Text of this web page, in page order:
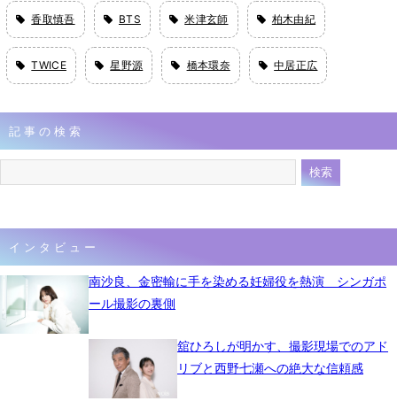
香取慎吾 BTS 米津玄師 柏木由紀
TWICE 星野源 橋本環奈 中居正広
記事の検索
インタビュー
南沙良、金密輸に手を染める妊婦役を熱演 シンガポ
ール撮影の裏側
舘ひろしが明かす、撮影現場でのアド
リブと西野七瀬への絶大な信頼感